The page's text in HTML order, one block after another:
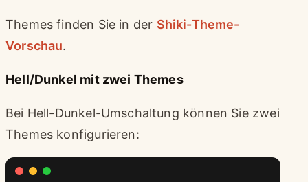
Themes finden Sie in der Shiki-Theme-
Vorschau.
Hell/Dunkel mit zwei Themes
Bei Hell-Dunkel-Umschaltung können Sie zwei
Themes konfigurieren: